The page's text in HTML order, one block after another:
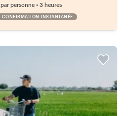
par personne • 3 heures
CONFIRMATION INSTANTANÉE